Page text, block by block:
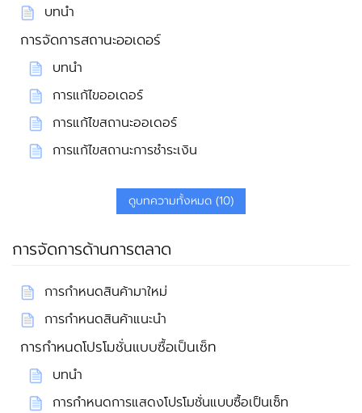
บทนำ
การจัดการสถานะออเดอร์
บทนำ
การแก้ไขออเดอร์
การแก้ไขสถานะออเดอร์
การแก้ไขสถานะการชำระเงิน
ดูบทความทั้งหมด (10)
การจัดการด้านการตลาด
การกำหนดสินค้ามาใหม่
การกำหนดสินค้าแนะนำ
การกำหนดโปรโมชั่นแบบซื้อเป็นเซ็ท
บทนำ
การกำหนดการแสดงโปรโมชั่นแบบซื้อเป็นเซ็ท